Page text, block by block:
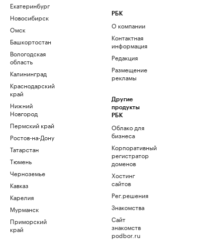
Екатеринбург
Новосибирск
Омск
Башкортостан
Вологодская
область
Калининград
Краснодарский
край
Нижний
Новгород
Пермский край
Ростов-на-Дону
Татарстан
Тюмень
Черноземье
Кавказ
Карелия
Мурманск
Приморский
край
РБК
О компании
Контактная
информация
Редакция
Размещение
рекламы
Другие
продукты
РБК
Облако для
бизнеса
Корпоративный
регистратор
доменов
Хостинг
сайтов
Рег.решения
Знакомства
Сайт
знакомств
podbor.ru